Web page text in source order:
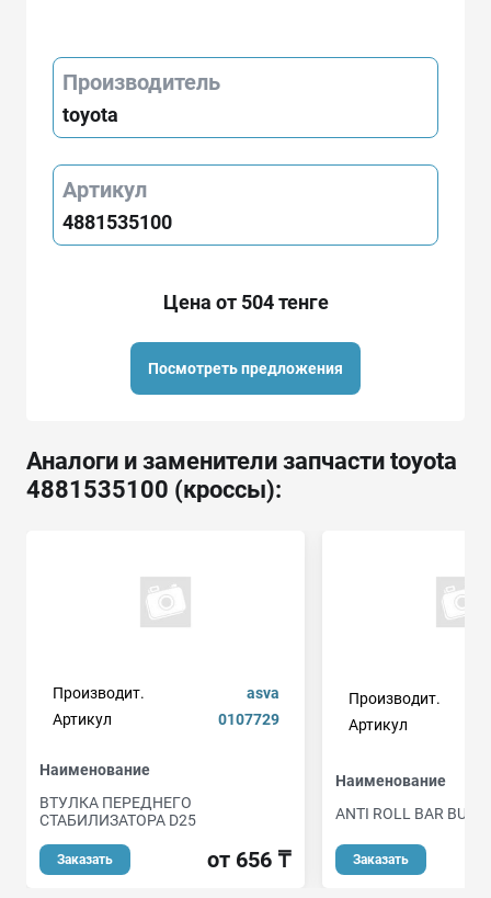
Производитель
toyota
Артикул
4881535100
Цена от 504 тенге
Посмотреть предложения
Аналоги и заменители запчасти toyota
4881535100 (кроссы):
Производит.
asva
Артикул
0107729
Наименование
ВТУЛКА ПЕРЕДНЕГО
СТАБИЛИЗАТОРА D25
Заказать от 656 ₸
Производит.
Артикул
Наименование
ANTI ROLL BAR BUSH
Заказать